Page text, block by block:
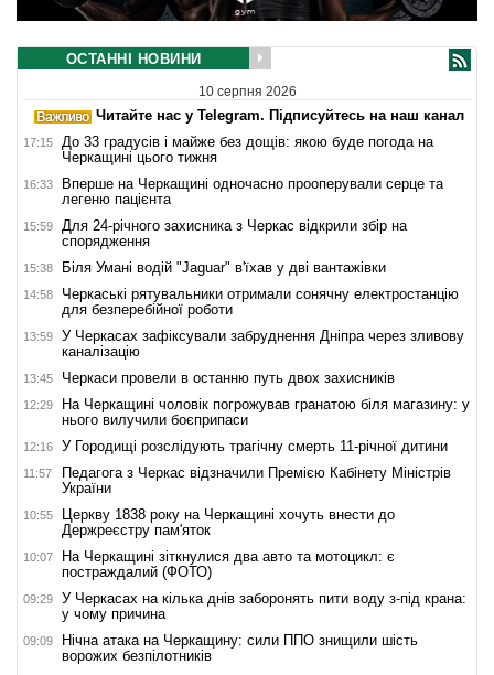
ОСТАННІ НОВИНИ
10 серпня 2026
Читайте нас у Telegram. Підписуйтесь на наш канал
17:15
До 33 градусів і майже без дощів: якою буде погода на
Черкащині цього тижня
16:33
Вперше на Черкащині одночасно прооперували серце та
легеню пацієнта
15:59
Для 24-річного захисника з Черкас відкрили збір на
спорядження
15:38 Біля Умані водій "Jaguar" в'їхав у дві вантажівки
14:58
Черкаські рятувальники отримали сонячну електростанцію
для безперебійної роботи
13:59
У Черкасах зафіксували забруднення Дніпра через зливову
каналізацію
13:45 Черкаси провели в останню путь двох захисників
12:29
На Черкащині чоловік погрожував гранатою біля магазину: у
нього вилучили боєприпаси
12:16 У Городищі розслідують трагічну смерть 11-річної дитини
11:57
Педагога з Черкас відзначили Премією Кабінету Міністрів
України
10:55
Церкву 1838 року на Черкащині хочуть внести до
Держреєстру пам'яток
10:07
На Черкащині зіткнулися два авто та мотоцикл: є
постраждалий (ФОТО)
09:29
У Черкасах на кілька днів заборонять пити воду з-під крана:
у чому причина
09:09
Нічна атака на Черкащину: сили ППО знищили шість
ворожих безпілотників